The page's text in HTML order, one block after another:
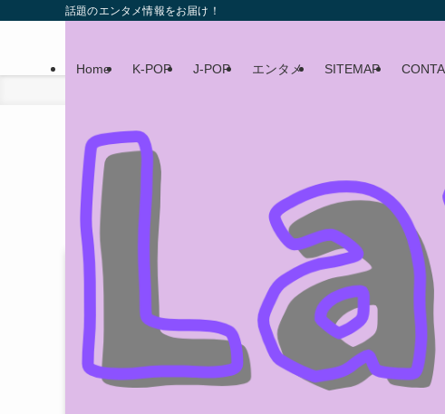
話題のエンタメ情報をお届け！
Home K-POP J-POP エンタメ SITEMAP
尾野真千子の元夫は誰？子供はいる
エンタメ 2025年2月17日